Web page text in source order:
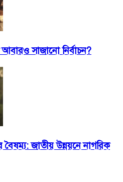
সাজানো নির্বাচন?
জাতীয় উন্নয়নে নাগরিক